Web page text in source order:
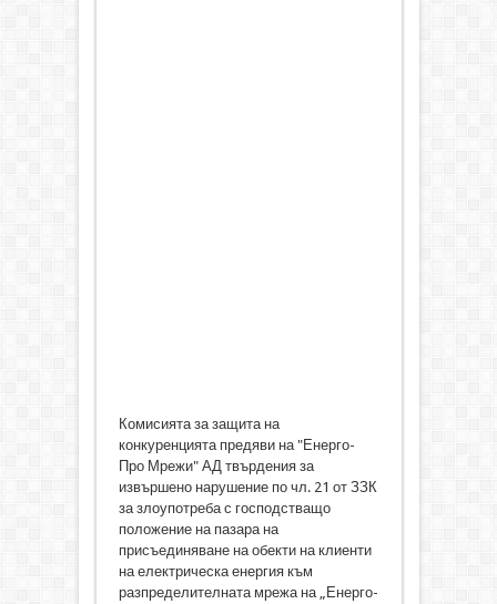
Комисията за защита на
конкуренцията предяви на "Енерго-
Про Мрежи" АД твърдения за
извършено нарушение по чл. 21 от ЗЗК
за злоупотреба с господстващо
положение на пазара на
присъединяване на обекти на клиенти
на електрическа енергия към
разпределителната мрежа на „Енерго-